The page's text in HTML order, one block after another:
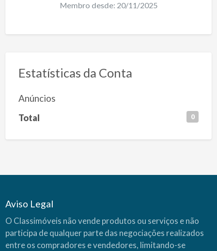
Membro desde: 20/11/2025
Estatísticas da Conta
Anúncios
Total 0
Aviso Legal
O Classimóveis não vende produtos ou serviços e não
participa de qualquer parte das negociações realizados
entre os compradores e vendedores, limitando-se